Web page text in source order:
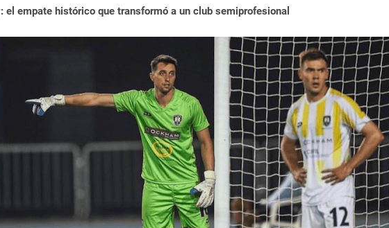
el empate histórico que transformó a un club semiprofesional